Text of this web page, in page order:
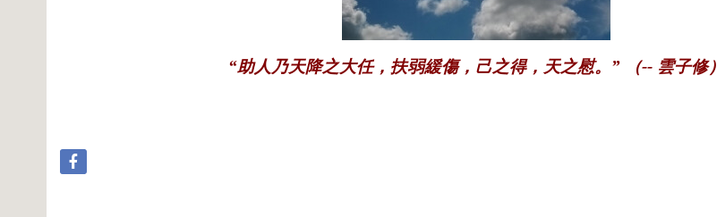
“助人乃天降之大任，扶弱緩傷，己之得，天之慰。” （-- 雲子修）